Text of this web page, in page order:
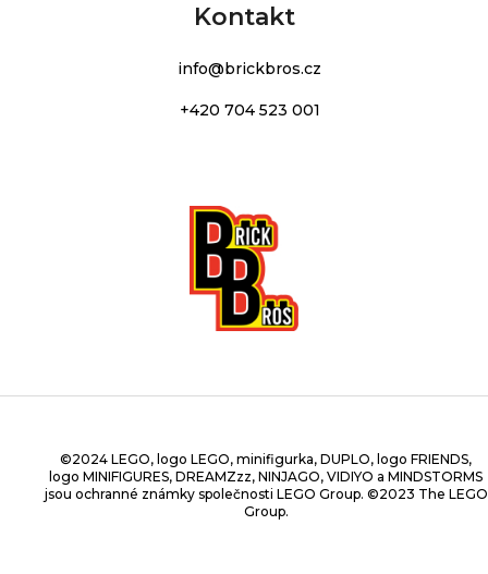
Kontakt
info@brickbros.cz
+420 704 523 001
©2024 LEGO, logo LEGO, minifigurka, DUPLO, logo FRIENDS,
logo MINIFIGURES, DREAMZzz, NINJAGO, VIDIYO a MINDSTORMS
jsou ochranné známky společnosti LEGO Group. ©2023 The LEGO
Group.